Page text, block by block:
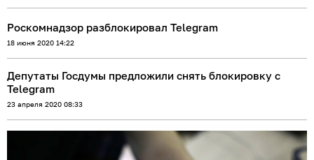
Роскомнадзор разблокировал Telegram
18 июня 2020 14:22
Депутаты Госдумы предложили снять блокировку с
Telegram
23 апреля 2020 08:33